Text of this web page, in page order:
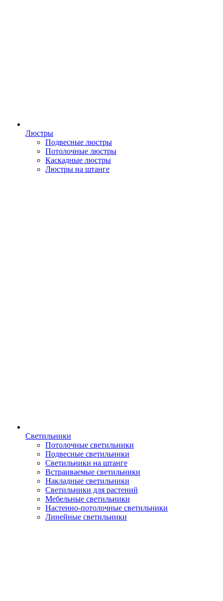
Люстры
Подвесные люстры
Потолочные люстры
Каскадные люстры
Люстры на штанге
Светильники
Потолочные светильники
Подвесные светильники
Светильники на штанге
Встраиваемые светильники
Накладные светильники
Светильники для растений
Мебельные светильники
Настенно-потолочные светильники
Линейные светильники